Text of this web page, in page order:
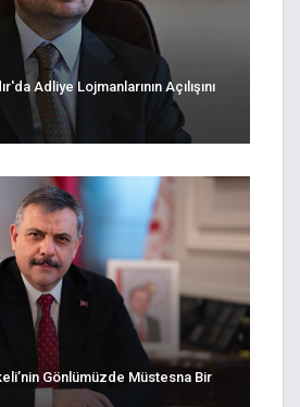
Adliye Lojmanlarının Açılışını
Gönlümüzde Müstesna Bir